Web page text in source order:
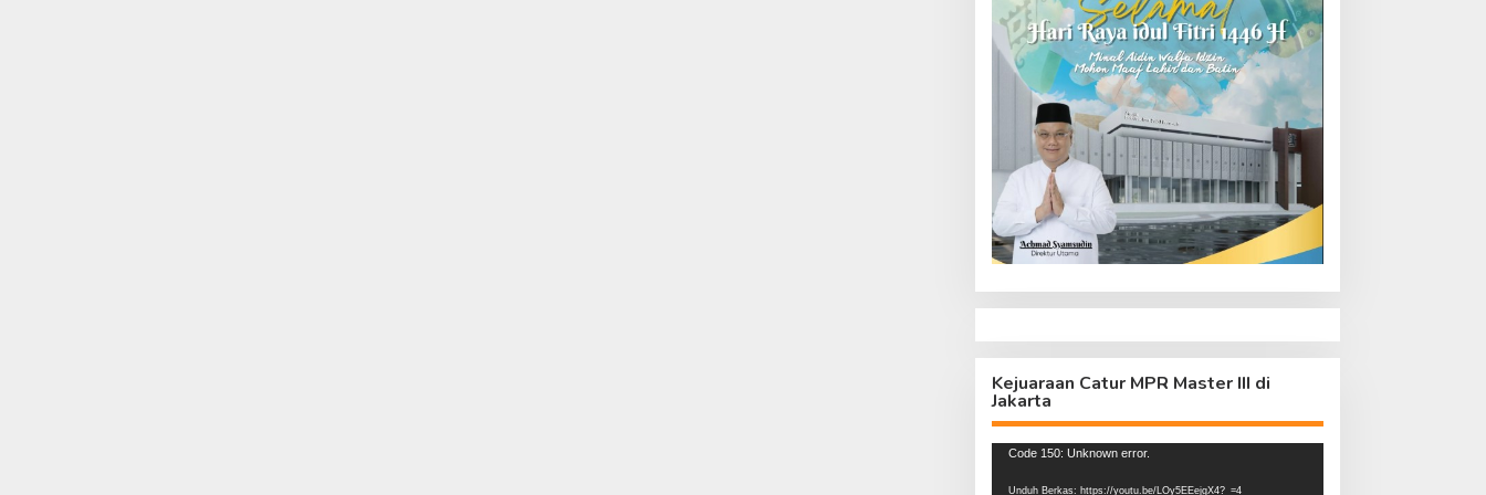
Kejuaraan Catur MPR Master III di
Jakarta
Pemutar
Code 150: Unknown error.
Unduh Berkas: https://youtu.be/LOy5EEejgX4?_=4